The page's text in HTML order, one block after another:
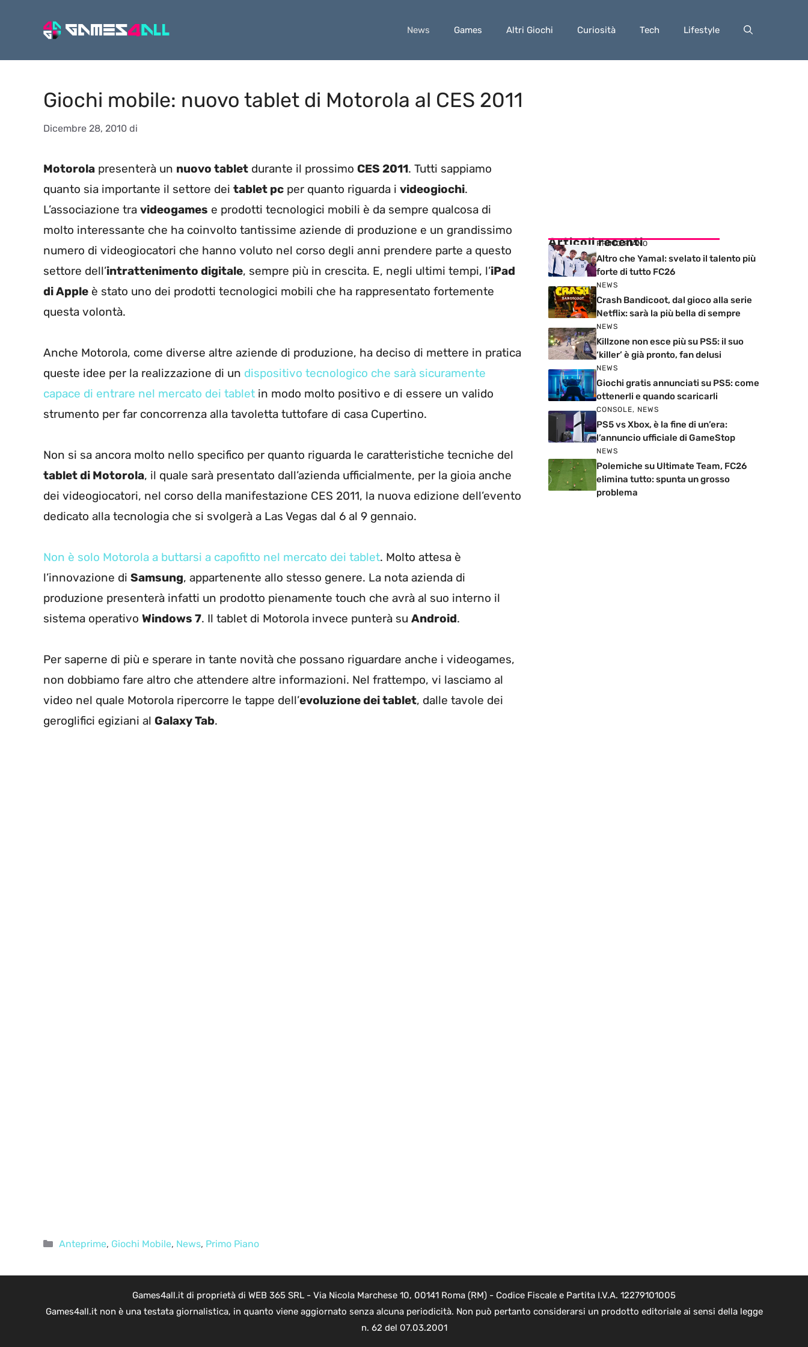
News Games Altri Giochi Curiosità Tech Lifestyle
Giochi mobile: nuovo tablet di Motorola al CES 2011
Dicembre 28, 2010 di
Motorola presenterà un nuovo tablet durante il prossimo CES 2011. Tutti sappiamo
quanto sia importante il settore dei tablet pc per quanto riguarda i videogiochi.
L’associazione tra videogames e prodotti tecnologici mobili è da sempre qualcosa di
molto interessante che ha coinvolto tantissime aziende di produzione e un grandissimo
numero di videogiocatori che hanno voluto nel corso degli anni prendere parte a questo
settore dell’intrattenimento digitale, sempre più in crescita. E, negli ultimi tempi, l’iPad
di Apple è stato uno dei prodotti tecnologici mobili che ha rappresentato fortemente
questa volontà.
Anche Motorola, come diverse altre aziende di produzione, ha deciso di mettere in pratica
queste idee per la realizzazione di un dispositivo tecnologico che sarà sicuramente
capace di entrare nel mercato dei tablet in modo molto positivo e di essere un valido
strumento per far concorrenza alla tavoletta tuttofare di casa Cupertino.
Non si sa ancora molto nello specifico per quanto riguarda le caratteristiche tecniche del
tablet di Motorola, il quale sarà presentato dall’azienda ufficialmente, per la gioia anche
dei videogiocatori, nel corso della manifestazione CES 2011, la nuova edizione dell’evento
dedicato alla tecnologia che si svolgerà a Las Vegas dal 6 al 9 gennaio.
Non è solo Motorola a buttarsi a capofitto nel mercato dei tablet. Molto attesa è
l’innovazione di Samsung, appartenente allo stesso genere. La nota azienda di
produzione presenterà infatti un prodotto pienamente touch che avrà al suo interno il
sistema operativo Windows 7. Il tablet di Motorola invece punterà su Android.
Per saperne di più e sperare in tante novità che possano riguardare anche i videogames,
non dobbiamo fare altro che attendere altre informazioni. Nel frattempo, vi lasciamo al
video nel quale Motorola ripercorre le tappe dell’evoluzione dei tablet, dalle tavole dei
geroglifici egiziani al Galaxy Tab.
Categorie
Anteprime, Giochi Mobile, News, Primo Piano
Articoli recenti
PRIMO PIANO
Altro che Yamal: svelato il talento più
forte di tutto FC26
NEWS
Crash Bandicoot, dal gioco alla serie
Netflix: sarà la più bella di sempre
NEWS
Killzone non esce più su PS5: il suo
‘killer’ è già pronto, fan delusi
NEWS
Giochi gratis annunciati su PS5: come
ottenerli e quando scaricarli
CONSOLE, NEWS
PS5 vs Xbox, è la fine di un’era:
l’annuncio ufficiale di GameStop
NEWS
Polemiche su Ultimate Team, FC26
elimina tutto: spunta un grosso
problema
Games4all.it di proprietà di WEB 365 SRL - Via Nicola Marchese 10, 00141 Roma (RM) - Codice Fiscale e Partita I.V.A. 12279101005
Games4all.it non è una testata giornalistica, in quanto viene aggiornato senza alcuna periodicità. Non può pertanto considerarsi un prodotto editoriale ai sensi della legge
n. 62 del 07.03.2001